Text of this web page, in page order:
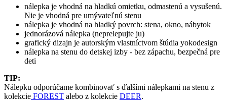
nálepka je vhodná na hladkú omietku, odmastenú a vysušenú.
Nie je vhodná pre umývateľnú stenu
nálepka je vhodná na hladký povrch: stena, okno, nábytok
jednorázová nálepka (neprelepujte ju)
grafický dizajn je autorským vlastníctvom štúdia yokodesign
nálepka na stenu do detskej izby - bez zápachu, bezpečná pre
deti
TIP:
Nálepku odporúčame kombinovať s ďalšími nálepkami na stenu z
kolekcie FOREST alebo z kolekcie DEER.